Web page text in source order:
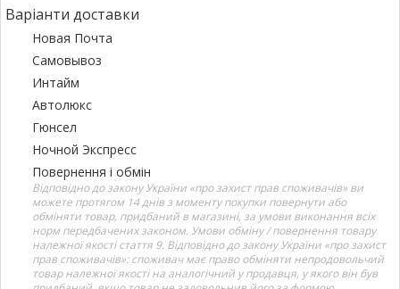
Варіанти доставки
Новая Почта
Самовывоз
Интайм
Автолюкс
Гюнсел
Ночной Экспресс
Повернення і обмін
Відповідно до закону України «про захист прав споживачів» ви
можете протягом 14 днів з моменту покупки повернути або
обміняти товар, придбаний в магазині, за умови виконання всіх
норм передбачених законом. Умови обміну / повернення товару
належної якості стаття 9. Відповідно до закону України «про захист
прав споживачів»: споживач має право обміняти непродовольчий
товар належної якості на аналогічний у продавця, у якого він був